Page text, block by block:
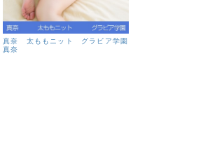
真奈 太ももニット グラビア学園
真奈